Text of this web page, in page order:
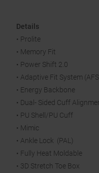
Details
• Prolite
• Memory Fit
• Power Shift 2.0
• Adaptive Fit System
• Energy Backbone
• Dual- Sided Cuff
• PU Shell/PU Cuff
• Mimic
• Ankle Lock (PAL)
• Fully Heat Moldable
• 3D Stretch Toe Box